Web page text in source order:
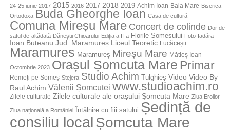
24-25 iunie 2017 2015 2016 2017 2018 2019 Achim Ioan Baia Mare Biserica
Ortodoxa
Buda Gheorghe Ioan Casa de cultură
Comuna Mireșu Mare Concert de colinde Dor de
satul de-altădată Dăneștii Chioarului Ediția a II-a Florile Somesului Foto Iadăra
Ioan Buteanu Jud. Maramureș Liceul Teoretic Lucăcești
Maramures Maramureș Mireșu Mare Mătieș Ioan
Octombrie 2023 Orașul Șomcuta Mare Primar
Remeți pe Someș Stejera Studio Achim Tulghieș Video Video By
Raul Achim Vălenii Șomcutei www.studioachim.ro
Zilele culturale Zilele culturale ale orașului Șomcuta Mare Ziua Eroilor
Ziua națională a României Întâlnire cu fiii satului Ședință de
consiliu localȘomcuta Mare